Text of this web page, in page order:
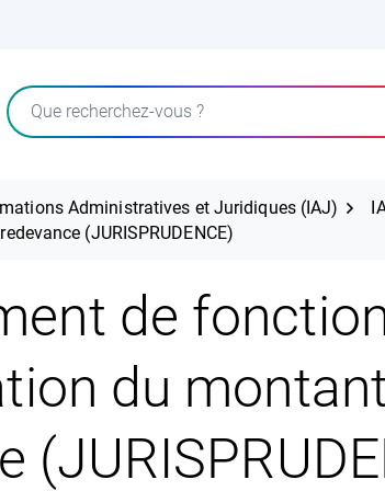
Rechercher
Administratives et Juridiques (IAJ)
(JURISPRUDENCE)
de
du